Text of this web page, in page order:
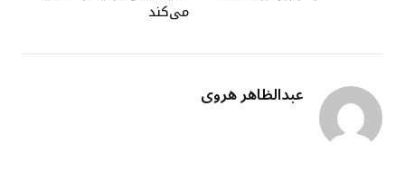
می‌کند
عبدالظاهر هروی